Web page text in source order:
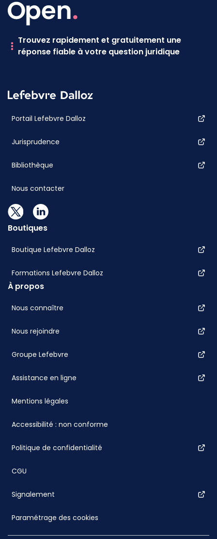
Trouvez rapidement et gratuitement une
réponse fiable à votre question juridique
Portail Lefebvre Dalloz
Jurisprudence
Bibliothèque
Nous contacter
Boutiques
Boutique Lefebvre Dalloz
Formations Lefebvre Dalloz
À propos
Nous connaître
Nous rejoindre
Groupe Lefebvre
Assistance en ligne
Mentions légales
Accessibilité : non conforme
Politique de confidentialité
CGU
Signalement
Paramétrage des cookies